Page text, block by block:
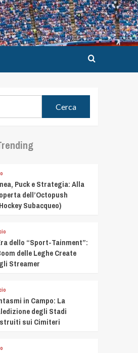
Puck e Strategia: Alla
dell’Octopush
Subacqueo)
dello “Sport-Tainment”:
delle Leghe Create
Streamer
in Campo: La
degli Stadi
sui Cimiteri